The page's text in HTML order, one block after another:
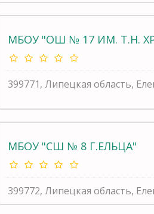
МБОУ "ОШ № 17 ИМ. Т.Н.
399771, Липецкая область,
МБОУ "СШ № 8 Г.ЕЛЬЦА"
399772, Липецкая область,